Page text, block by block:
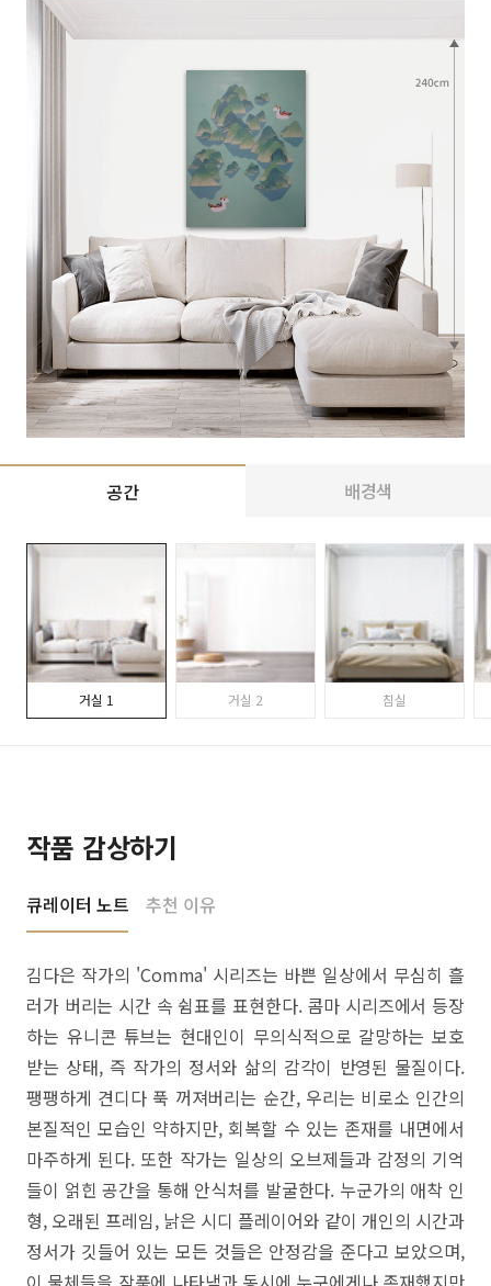
공간 배경색
거실 1 거실 2 침실
작품 감상하기
큐레이터 노트 추천 이유
김다은 작가의 'Comma' 시리즈는 바쁜 일상에서 무심히 흘
러가 버리는 시간 속 쉼표를 표현한다. 콤마 시리즈에서 등장
하는 유니콘 튜브는 현대인이 무의식적으로 갈망하는 보호
받는 상태, 즉 작가의 정서와 삶의 감각이 반영된 물질이다.
팽팽하게 견디다 푹 꺼져버리는 순간, 우리는 비로소 인간의
본질적인 모습인 약하지만, 회복할 수 있는 존재를 내면에서
마주하게 된다. 또한 작가는 일상의 오브제들과 감정의 기억
들이 얽힌 공간을 통해 안식처를 발굴한다. 누군가의 애착 인
형, 오래된 프레임, 낡은 시디 플레이어와 같이 개인의 시간과
정서가 깃들어 있는 모든 것들은 안정감을 준다고 보았으며,